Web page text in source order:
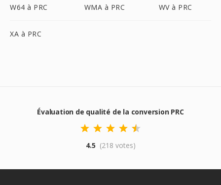
W64 à PRC WMA à PRC WV à PRC
XA à PRC
Évaluation de qualité de la conversion PRC
4.5 (218 votes)